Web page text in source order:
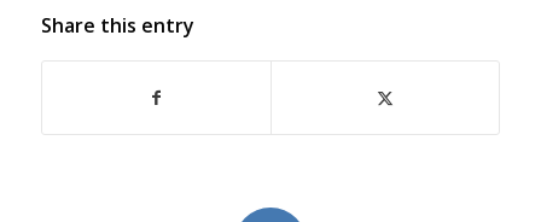
Share this entry